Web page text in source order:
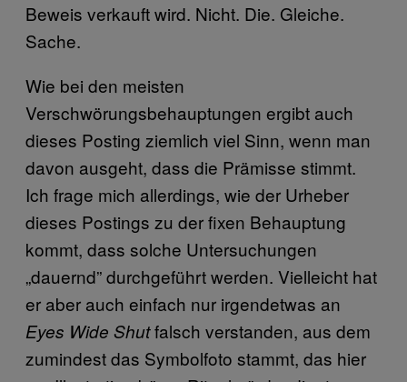
Beweis verkauft wird. Nicht. Die. Gleiche.
Sache.
Wie bei den meisten
Verschwörungsbehauptungen ergibt auch
dieses Posting ziemlich viel Sinn, wenn man
davon ausgeht, dass die Prämisse stimmt.
Ich frage mich allerdings, wie der Urheber
dieses Postings zu der fixen Behauptung
kommt, dass solche Untersuchungen
„dauernd” durchgeführt werden. Vielleicht hat
er aber auch einfach nur irgendetwas an
Eyes Wide Shutfalsch verstanden, aus dem
zumindest das Symbolfoto stammt, das hier